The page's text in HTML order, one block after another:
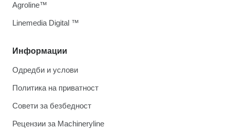
Информации
Одредби и услови
Политика на приватност
Совети за безбедност
Рецензии за Machineryline
Agroline™
Linemedia Digital ™